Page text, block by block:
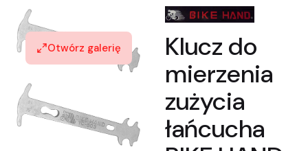
Otwórz galerię
Klucz do
mierzenia
zużycia
łańcucha